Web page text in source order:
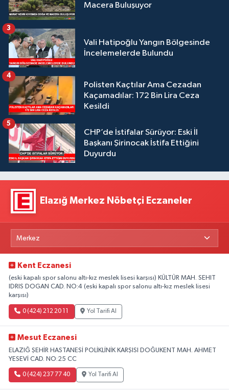
Macera Buluşuyor
Vali Hatipoğlu Yangın Bölgesinde
İncelemelerde Bulundu
3
Polisten Kaçtılar Ama Cezadan
Kaçamadılar: 172 Bin Lira Ceza
Kesildi
4
CHP’de İstifalar Sürüyor: Eski İl
Başkanı Şirinocak İstifa Ettiğini
Duyurdu
5
Elazığ Merkez Nöbetçi Eczaneler
Kent Eczanesi
(eski kapalı spor salonu altı-kız meslek lisesi karşısı) KÜLTÜR MAH. SEHIT
IDRIS DOGAN CAD. NO:4 (eski kapalı spor salonu altı-kız meslek lisesi
karşısı)
0 (424) 212 20 11 Yol Tarifi Al
Mesut Eczanesi
ELAZIĞ ŞEHİR HASTANESİ POLİKLİNİK KARŞISI DOĞUKENT MAH. AHMET
YESEVİ CAD. NO:25 CC
0 (424) 237 77 40 Yol Tarifi Al